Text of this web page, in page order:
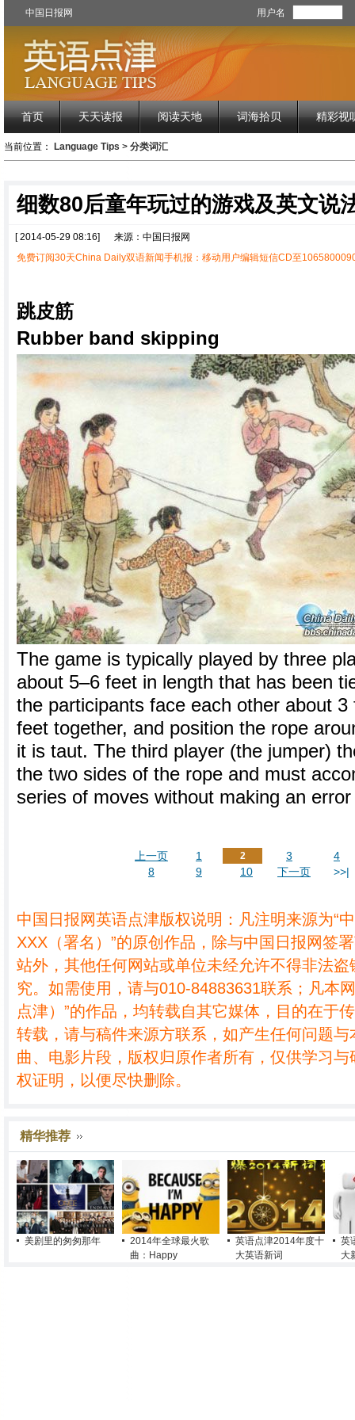
中国日报网 用户名
首页 天天读报 阅读天地 词海拾贝 精彩视
当前位置： Language Tips > 分类词汇
细数80后童年玩过的游戏及英文说
[ 2014-05-29 08:16]
来源：中国日报网
免费订阅30天China Daily双语新闻手机报：移动用户编辑短信CD至
跳皮筋
Rubber band skipping
The game is typically played by three
about 5–6 feet in length that has been
the participants face each other about
feet together, and position the rope
it is taut. The third player (the jumper)
the two sides of the rope and must
series of moves without making an
上一页 1 2 3
4
8
9 10 下一页 >>|
中国日报网英语点津版权说明：凡注明来源为“
XXX（署名）”的原创作品，除与中国日报网签
站外，其他任何网站或单位未经允许不得非法
究。如需使用，请与010-84883631联系；凡本
点津）”的作品，均转载自其它媒体，目的在于
转载，请与稿件来源方联系，如产生任何问题
曲、电影片段，版权归原作者所有，仅供学习
权证明，以便尽快删除。
精华推荐
美剧里的匆匆那年
2014年全球最火歌
曲：Happy
英语点津2014年度十
大英语新词
英
大